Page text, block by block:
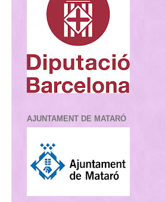
AJUNTAMENT DE MATARÓ